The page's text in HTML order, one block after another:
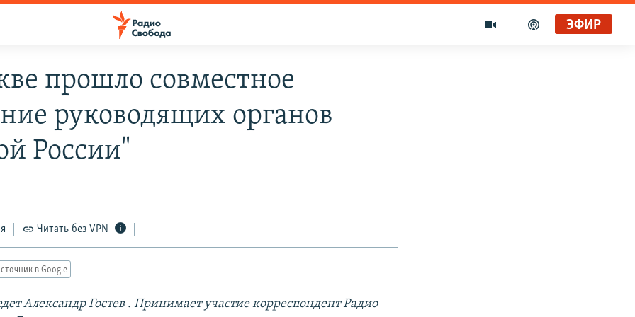
ЭФИР
прошло совместное
руководящих органов
России"
Читать без VPN
в Google
Александр Гостев . Принимает участие корреспондент Радио